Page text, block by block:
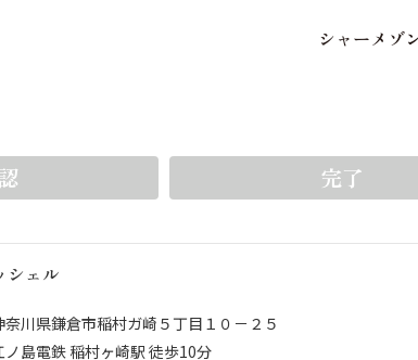
シ ャーメ ゾ
中部
地図から探す
受け取ることができます。5件まで登録可能
完了
シェル
奈川県鎌倉市稲村ガ崎５丁目１０－２５
ノ島電鉄 稲村ヶ崎駅 徒歩10分